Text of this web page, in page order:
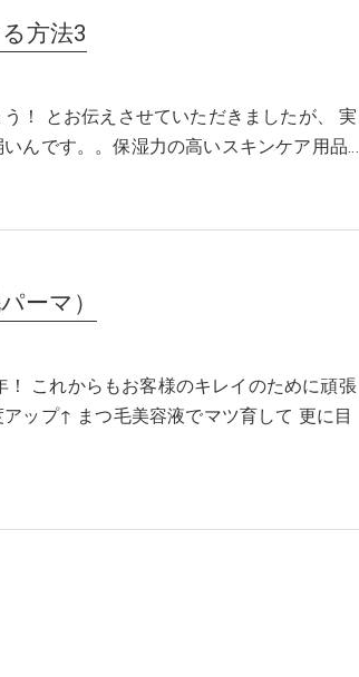
方法3
！ とお伝えさせていただきましたが、 実
んです。。保湿力の高いスキンケア用品…
ーマ）
！ これからもお客様のキレイのために頑張
ップ↑ まつ毛美容液でマツ育して 更に目